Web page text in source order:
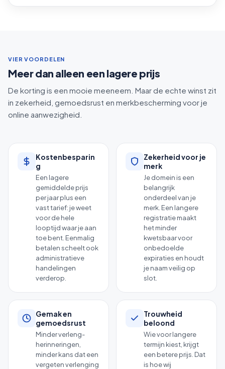
VIER VOORDELEN
Meer dan alleen een lagere prijs
De korting is een mooie meeneem. Maar de echte winst zit
in zekerheid, gemoedsrust en merkbescherming voor je
online aanwezigheid.
Kostenbesparin
g
Een lagere
gemiddelde prijs
per jaar plus een
vast tarief: je weet
voor de hele
looptijd waar je aan
toe bent. Eenmalig
betalen scheelt ook
administratieve
handelingen
verderop.
Zekerheid voor je
merk
Je domein is een
belangrijk
onderdeel van je
merk. Een langere
registratie maakt
het minder
kwetsbaar voor
onbedoelde
expiraties en houdt
je naam veilig op
slot.
Gemak en
gemoedsrust
Minder verleng-
herinneringen,
minder kans dat een
vergeten verlenging
Trouwheid
beloond
Wie voor langere
termijn kiest, krijgt
een betere prijs. Dat
is hoe wij